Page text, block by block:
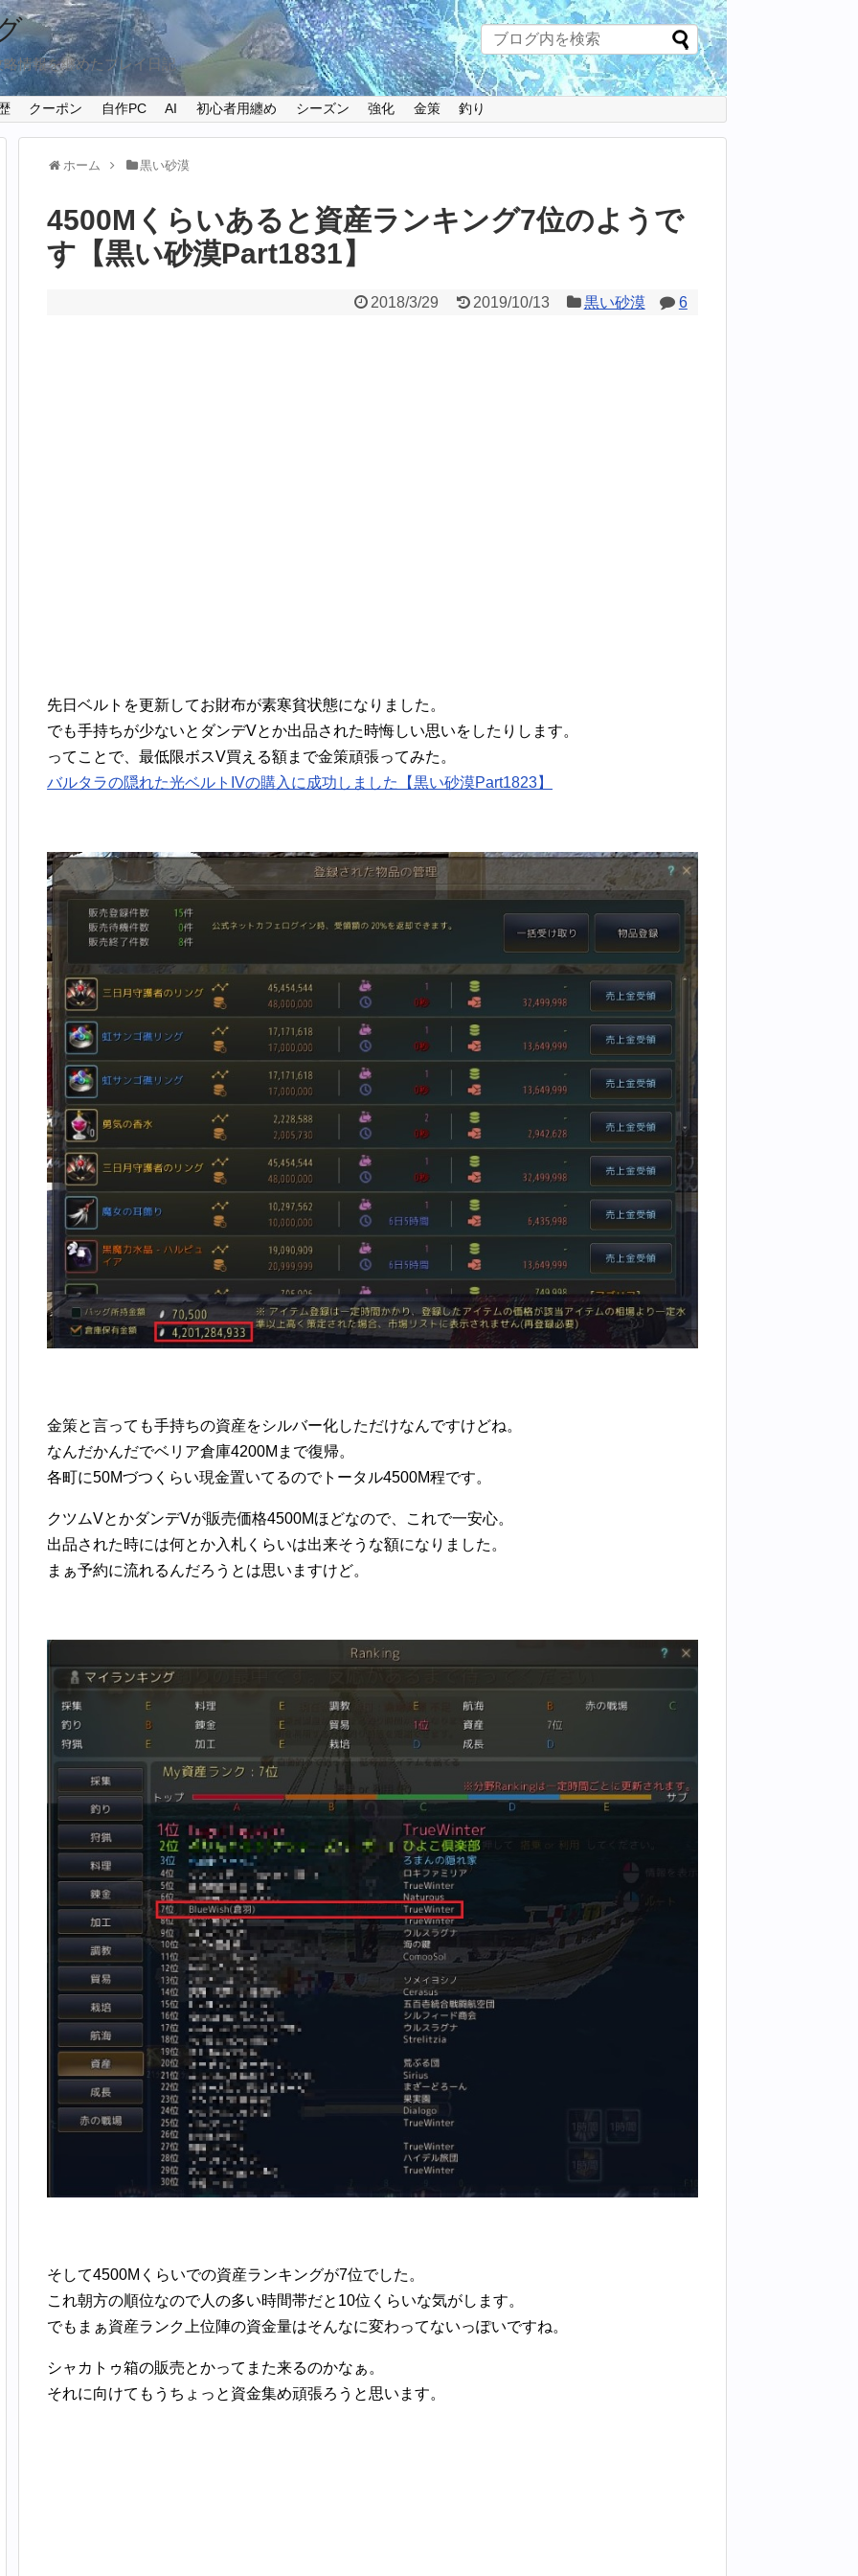
情報を纏めたプレイ日記
クーポン 自作PC AI 初心者用纏め シーズン 強化 金策 釣り
ホーム 黒い砂漠
4500Mくらいあると資産ランキング7位のようで
す【黒い砂漠Part1831】
2018/3/29 2019/10/13 黒い砂漠 6
先日ベルトを更新してお財布が素寒貧状態になりました。
でも手持ちが少ないとダンデVとか出品された時悔しい思いをしたりします。
ってことで、最低限ボスV買える額まで金策頑張ってみた。
バルタラの隠れた光ベルトIVの購入に成功しました【黒い砂漠Part1823】
金策と言っても手持ちの資産をシルバー化しただけなんですけどね。
なんだかんだでベリア倉庫4200Mまで復帰。
各町に50Mづつくらい現金置いてるのでトータル4500M程です。
クツムVとかダンデVが販売価格4500Mほどなので、これで一安心。
出品された時には何とか入札くらいは出来そうな額になりました。
まぁ予約に流れるんだろうとは思いますけど。
そして4500Mくらいでの資産ランキングが7位でした。
これ朝方の順位なので人の多い時間帯だと10位くらいな気がします。
でもまぁ資産ランク上位陣の資金量はそんなに変わってないっぽいですね。
シャカトゥ箱の販売とかってまた来るのかなぁ。
それに向けてもうちょっと資金集め頑張ろうと思います。